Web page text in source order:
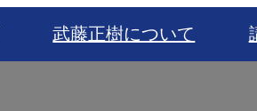
武藤正樹について